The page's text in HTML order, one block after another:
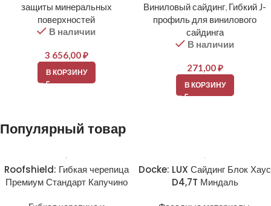
защиты минеральных
поверхностей
В наличии
3 656,00₽
В КОРЗИНУ
Виниловый сайдинг, Гибкий J-
профиль для винилового
сайдинга
В наличии
271,00₽
В КОРЗИНУ
Популярный товар
Roofshield: Гибкая черепица
Премиум Стандарт Капучино
Docke: LUX Сайдинг Блок Хаус
D4,7T Миндаль